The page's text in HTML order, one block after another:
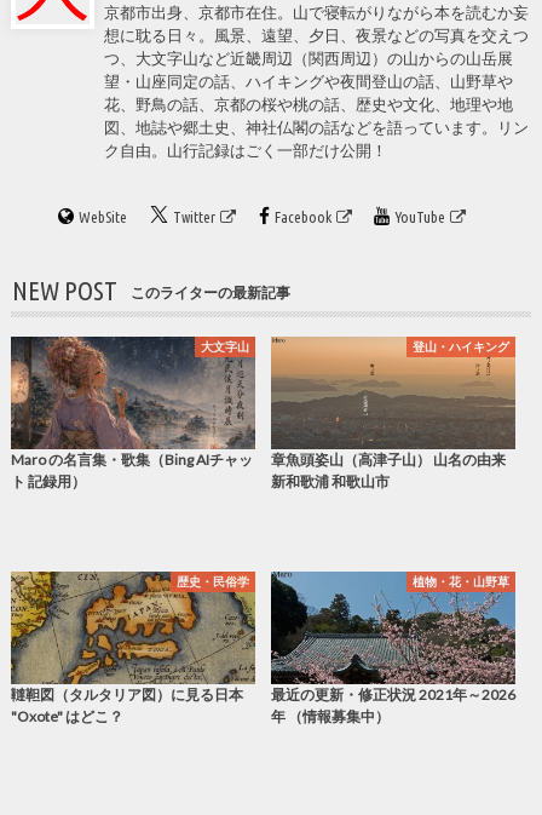
京都市出身、京都市在住。山で寝転がりながら本を読むか妄
想に耽る日々。風景、遠望、夕日、夜景などの写真を交えつ
つ、大文字山など近畿周辺（関西周辺）の山からの山岳展
望・山座同定の話、ハイキングや夜間登山の話、山野草や
花、野鳥の話、京都の桜や桃の話、歴史や文化、地理や地
図、地誌や郷土史、神社仏閣の話などを語っています。リン
ク自由。山行記録はごく一部だけ公開！
WebSite Twitter Facebook YouTube
NEW POST このライターの最新記事
大文字山
Maro の名言集・歌集（Bing AIチャッ
ト 記録用）
登山・ハイキング
章魚頭姿山（高津子山） 山名の由来
新和歌浦 和歌山市
歴史・民俗学
韃靼図（タルタリア図）に見る日本
"Oxote" はどこ？
植物・花・山野草
最近の更新・修正状況 2021年～2026
年 （情報募集中）